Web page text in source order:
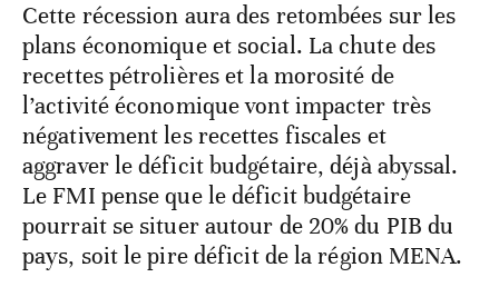
Cette récession aura des retombées sur les
plans économique et social. La chute des
recettes pétrolières et la morosité de
l’activité économique vont impacter très
négativement les recettes fiscales et
aggraver le déficit budgétaire, déjà abyssal.
Le FMI pense que le déficit budgétaire
pourrait se situer autour de 20% du PIB du
pays, soit le pire déficit de la région MENA.